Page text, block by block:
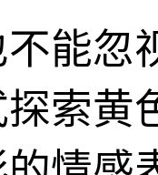
能忽
索黄